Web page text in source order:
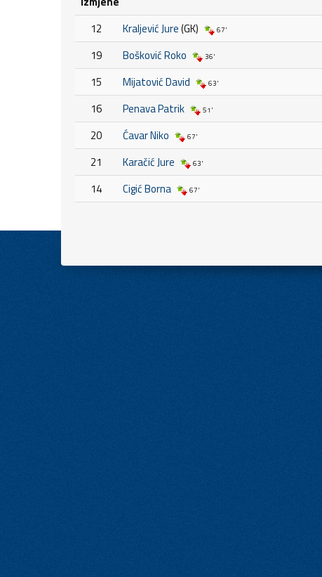
12
Kraljević Jure(GK) 67'
19 Bošković Roko 36'
15 Mijatović David 63'
16 Penava Patrik 51'
20 Ćavar Niko 67'
21 Karačić Jure 63'
14 Cigić Borna 67'